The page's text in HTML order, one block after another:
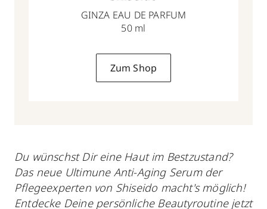
GINZA EAU DE PARFUM
50 ml
Zum Shop
Du wünschst Dir eine Haut im Bestzustand?
Das neue Ultimune Anti-Aging Serum der
Pflegeexperten von Shiseido macht's möglich!
Entdecke Deine persönliche Beautyroutine jetzt